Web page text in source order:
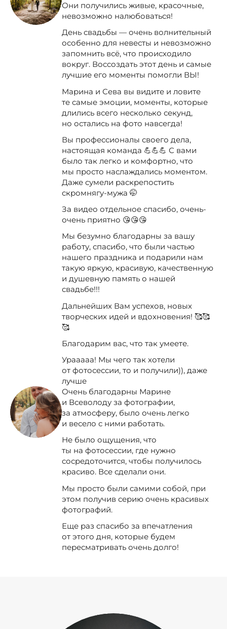
Они получились живые, красочные,
невозможно налюбоваться!
День свадьбы — очень волнительный
особенно для невесты и невозможно
запомнить всё, что происходило
вокруг. Воссоздать этот день и самые
лучшие его моменты помогли ВЫ!
Марина и Сева вы видите и ловите
те самые эмоции, моменты, которые
длились всего несколько секунд,
но остались на фото навсегда!
Вы профессионалы своего дела,
настоящая команда 💪💪💪 С вами
было так легко и комфортно, что
мы просто наслаждались моментом.
Даже сумели раскрепостить
скромнягу-мужа 🤭
За видео отдельное спасибо, очень-
очень приятно 😘😘😘
Мы безумно благодарны за вашу
работу, спасибо, что были частью
нашего праздника и подарили нам
такую яркую, красивую, качественную
и душевную память о нашей
свадьбе!!!
Дальнейших Вам успехов, новых
творческих идей и вдохновения! 🥰🥰
🥰
Благодарим вас, что так умеете.
Урааааа! Мы чего так хотели
от фотосессии, то и получили)), даже
лучше
Очень благодарны Марине
и Всеволоду за фотографии,
за атмосферу, было очень легко
и весело с ними работать.
Не было ощущения, что
ты на фотосессии, где нужно
сосредоточится, чтобы получилось
красиво. Все сделали они.
Мы просто были самими собой, при
этом получив серию очень красивых
фотографий.
Еще раз спасибо за впечатления
от этого дня, которые будем
пересматривать очень долго!